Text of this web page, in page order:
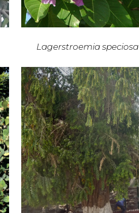
Lagerstroemia speciosa